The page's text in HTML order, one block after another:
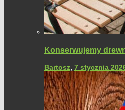
Konserwujemy
Bartosz, 7 stycznia